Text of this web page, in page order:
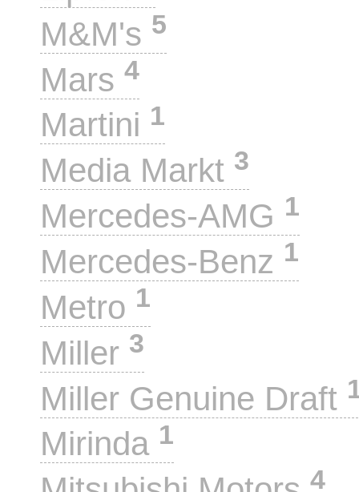
M&M's 5
Mars 4
Martini 1
Media Markt 3
Mercedes-AMG 1
Mercedes-Benz 1
Metro 1
Miller 3
Miller Genuine Draft
Mirinda 1
4